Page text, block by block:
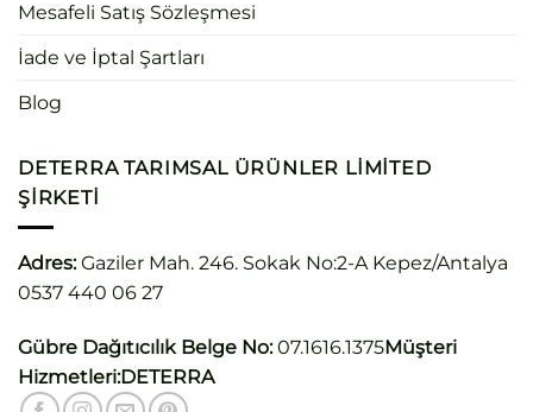
Mesafeli Satış Sözleşmesi
İade ve İptal Şartları
Blog
DETERRA TARIMSAL ÜRÜNLER LIMITED
ŞIRKETI
Adres:Gaziler Mah. 246. Sokak No:2-A Kepez/Antalya
0537 440 06 27
Gübre Dağıtıcılık Belge No:07.1616.1375Müşteri
Hizmetleri:DETERRA